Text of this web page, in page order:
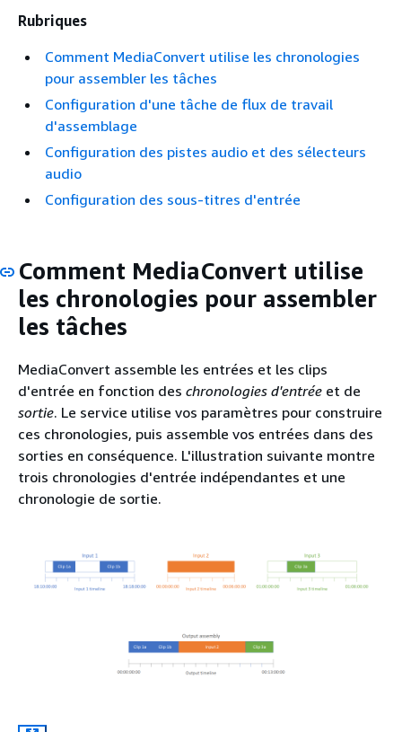
Rubriques
Comment MediaConvert utilise les chronologies
pour assembler les tâches
Configuration d'une tâche de flux de travail
d'assemblage
Configuration des pistes audio et des sélecteurs
audio
Configuration des sous-titres d'entrée
Comment MediaConvert utilise
les chronologies pour assembler
les tâches
MediaConvert assemble les entrées et les clips
d'entrée en fonction des chronologies d'entrée et de
sortie. Le service utilise vos paramètres pour construire
ces chronologies, puis assemble vos entrées dans des
sorties en conséquence. L'illustration suivante montre
trois chronologies d'entrée indépendantes et une
chronologie de sortie.